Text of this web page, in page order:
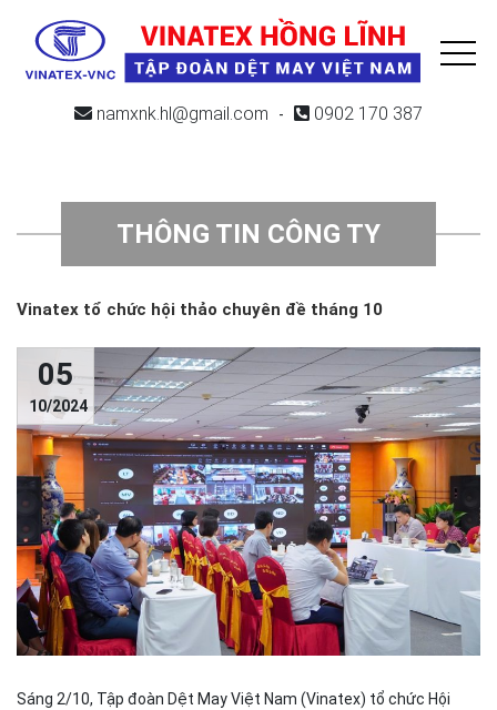
namxnk.hl@gmail.com - 0902 170 387
THÔNG TIN CÔNG TY
Vinatex tổ chức hội thảo chuyên đề tháng 10
05
10/2024
Sáng 2/10, Tập đoàn Dệt May Việt Nam (Vinatex) tổ chức Hội